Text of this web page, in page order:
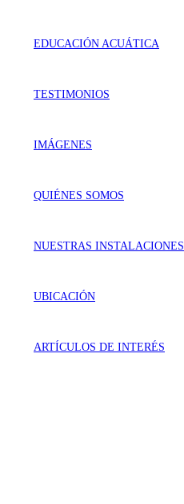
EDUCACIÓN ACUÁTICA
TESTIMONIOS
IMÁGENES
QUIÉNES SOMOS
NUESTRAS INSTALACIONES
UBICACIÓN
ARTÍCULOS DE INTERÉS